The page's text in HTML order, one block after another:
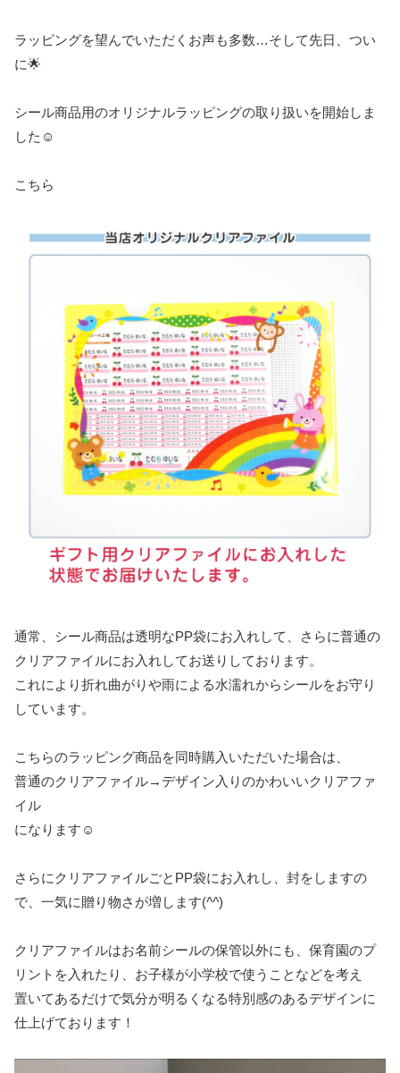
ラッピングを望んでいただくお声も多数…そして先日、つい
に🌟
シール商品用のオリジナルラッピングの取り扱いを開始しま
した☺
こちら
通常、シール商品は透明なPP袋にお入れして、さらに普通の
クリアファイルにお入れしてお送りしております。
これにより折れ曲がりや雨による水濡れからシールをお守り
しています。
こちらのラッピング商品を同時購入いただいた場合は、
普通のクリアファイル→デザイン入りのかわいいクリアファ
イル
になります☺
さらにクリアファイルごとPP袋にお入れし、封をしますの
で、一気に贈り物さが増します(^^)
クリアファイルはお名前シールの保管以外にも、保育園のプ
リントを入れたり、お子様が小学校で使うことなどを考え
置いてあるだけで気分が明るくなる特別感のあるデザインに
仕上げております！